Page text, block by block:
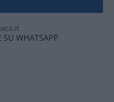
WHATSAPP